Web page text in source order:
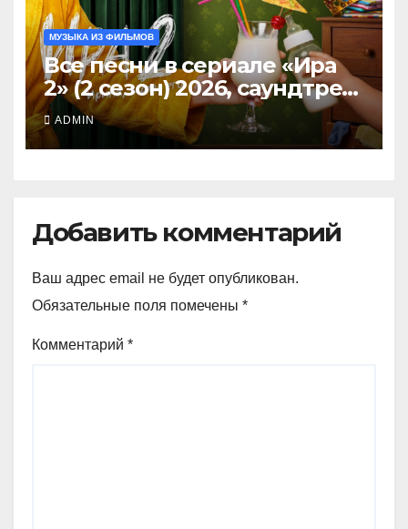
МУЗЫКА ИЗ ФИЛЬМОВ
Все песни в сериале «Ира
2» (2 сезон) 2026, саундтрек
слушать
ADMIN
Добавить комментарий
Ваш адрес email не будет опубликован.
Обязательные поля помечены *
Комментарий *